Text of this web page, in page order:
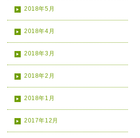
2018年5月
2018年4月
2018年3月
2018年2月
2018年1月
2017年12月